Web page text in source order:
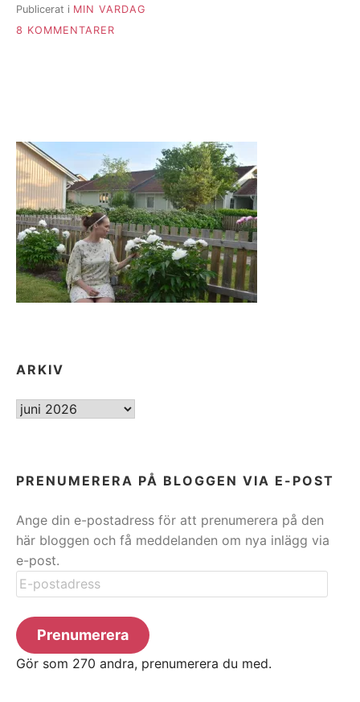
Publicerat i MIN VARDAG
8 KOMMENTARER
ARKIV
ARKIV
PRENUMERERA PÅ BLOGGEN VIA E-POST
Ange din e-postadress för att prenumerera på den
här bloggen och få meddelanden om nya inlägg via
e-post.
E-
postadress
Prenumerera
Gör som 270 andra, prenumerera du med.